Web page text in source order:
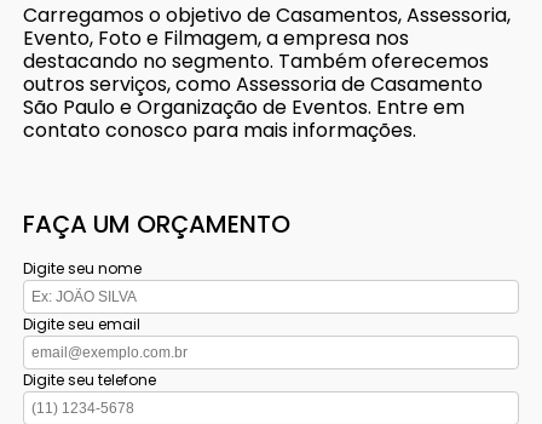
Carregamos o objetivo de Casamentos, Assessoria,
Evento, Foto e Filmagem, a empresa nos
destacando no segmento. Também oferecemos
outros serviços, como Assessoria de Casamento
São Paulo e Organização de Eventos. Entre em
contato conosco para mais informações.
FAÇA UM ORÇAMENTO
Digite seu nome
Digite seu email
Digite seu telefone